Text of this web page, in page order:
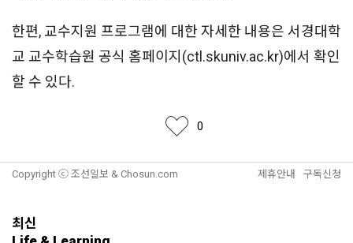
한편, 교수지원 프로그램에 대한 자세한 내용은 서경대학
교 교수학습원 공식 홈페이지(ctl.skuniv.ac.kr)에서 확인
할 수 있다.
좋아요 0
Copyright ⓒ 조선일보 & Chosun.com 제휴안내 구독신청
최신